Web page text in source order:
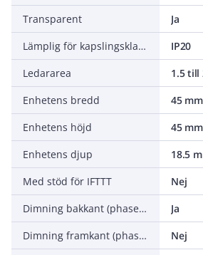
Transparent
Ja
Lämplig för kapslingsklass (IP)
IP20
Ledararea
1.5 till
Enhetens bredd
45 mm
Enhetens höjd
45 mm
Enhetens djup
18.5
Med stöd för IFTTT
Nej
Dimning bakkant (phase cut-off)
Ja
Dimning framkant (phase cut-on)
Nej